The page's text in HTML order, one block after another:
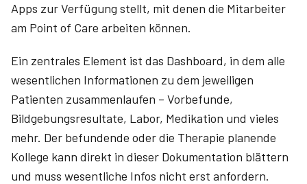
Apps zur Verfügung stellt, mit denen die Mitarbeiter
am Point of Care arbeiten können.
Ein zentrales Element ist das Dash­board, in dem alle
wesentlichen Informationen zu dem jeweiligen
Patienten zusammenlaufen – Vorbefunde,
Bildgebungsresultate, Labor, Medikation und vieles
mehr. Der befundende oder die Therapie planende
Kollege kann direkt in dieser Dokumentation blättern
und muss wesentliche Infos nicht erst anfordern.